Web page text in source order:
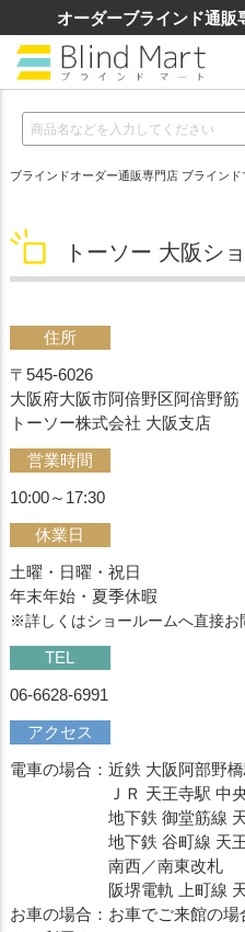
オーダーブラインド通販
ブラインドオーダー通販専門店 ブラインド
トーソー 大阪シ
住所
〒545-6026
大阪府大阪市阿倍野区阿倍野
トーソー株式会社 大阪支店
営業時間
10:00～17:30
休業日
土曜・日曜・祝日
年末年始・夏季休暇
※詳しくはショールームへ直接お
TEL
06-6628-6991
アクセス
電車の場合：近鉄 大阪阿部野
ＪＲ 天王寺駅 中
地下鉄 御堂筋線
地下鉄 谷町線 天
南西／南東改札
阪堺電軌 上町線
お車の場合：お車でご来館の